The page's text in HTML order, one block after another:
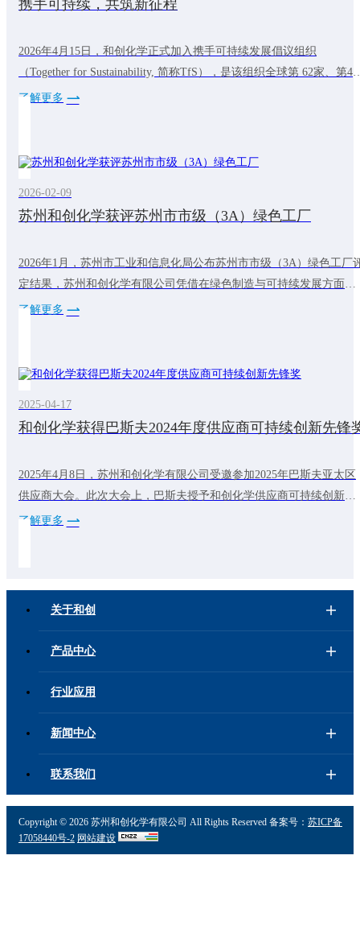
携手可持续，共筑新征程
2026年4月15日，和创化学正式加入携手可持续发展倡议组织
（Together for Sustainability, 简称TfS），是该组织全球第 62家、第4
中国化工成员，标志着公司在践行全球可持续发展理念的道路上迈出
有韧性的化学供应链的发展。和创化学加入TfS之路
了解更多
2026-02-09
苏州和创化学获评苏州市市级（3A）绿色工厂
2026年1月，苏州市工业和信息化局公布苏州市市级（3A）绿色工厂
定结果，苏州和创化学有限公司凭借在绿色制造与可持续发展方面的
系统实践，成功入选。自建厂以来，和创化学始终将可持续发展理念
碳排放。公司同时建立完善的产品碳足迹管控体系，明确并落实碳排
了解更多
2025-04-17
和创化学获得巴斯夫2024年度供应商可持续创新先锋
2025年4月8日，苏州和创化学有限公司受邀参加2025年巴斯夫亚太区
供应商大会。此次大会上，巴斯夫授予和创化学供应商可持续创新先
锋奖。这代表和创化学在可持续发展方面做出的不断努力得到了客户
了解更多
关于和创
产品中心
行业应用
新闻中心
联系我们
Copyright © 2026 苏州和创化学有限公司 All Rights Reserved 备案号： 苏ICP备
17058440号-2 网站建设